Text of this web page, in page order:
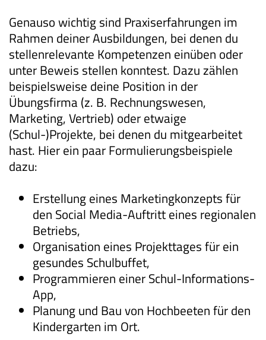
Genauso wichtig sind Praxiserfahrungen im
Rahmen deiner Ausbildungen, bei denen du
stellenrelevante Kompetenzen einüben oder
unter Beweis stellen konntest. Dazu zählen
beispielsweise deine Position in der
Übungsfirma (z. B. Rechnungswesen,
Marketing, Vertrieb) oder etwaige
(Schul-)Projekte, bei denen du mitgearbeitet
hast. Hier ein paar Formulierungsbeispiele
dazu:
Erstellung eines Marketingkonzepts für
den Social Media-Auftritt eines regionalen
Betriebs,
Organisation eines Projekttages für ein
gesundes Schulbuffet,
Programmieren einer Schul-Informations-
App,
Planung und Bau von Hochbeeten für den
Kindergarten im Ort.